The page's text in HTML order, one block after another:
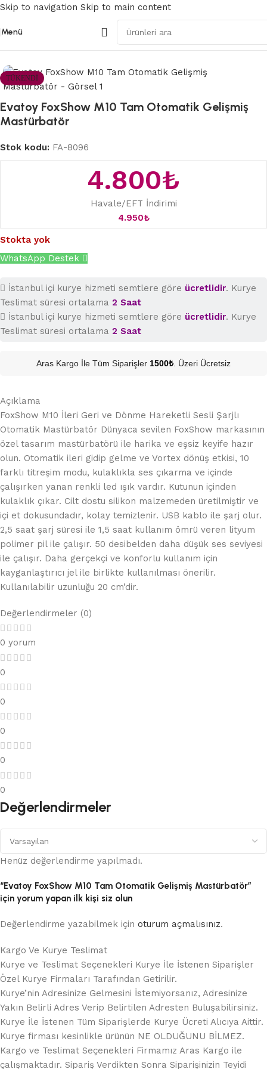
Skip to navigation Skip to main content
Menü
Teknolojik Mastürbatör
TÜKENDI
Evatoy FoxShow M10 Tam Otomatik Gelişmiş
Mastürbatör
Stok kodu: FA-8096
4.800₺
Havale/EFT İndirimi
4.950₺
Stokta yok
WhatsApp Destek
İstanbul içi kurye hizmeti semtlere göre ücretlidir. Kurye
Teslimat süresi ortalama 2 Saat
İstanbul içi kurye hizmeti semtlere göre ücretlidir. Kurye
Teslimat süresi ortalama 2 Saat
Aras Kargo İle Tüm Siparişler 1500₺ . Üzeri Ücretsiz
Açıklama
FoxShow M10 İleri Geri ve Dönme Hareketli Sesli Şarjlı
Otomatik Mastürbatör Dünyaca sevilen FoxShow markasının
özel tasarım mastürbatörü ile harika ve eşsiz keyife hazır
olun. Otomatik ileri gidip gelme ve Vortex dönüş etkisi, 10
farklı titreşim modu, kulaklıkla ses çıkarma ve içinde
çalışırken yanan renkli led ışık vardır. Kutunun içinden
kulaklık çıkar. Cilt dostu silikon malzemeden üretilmiştir ve
içi et dokusundadır, kolay temizlenir. USB kablo ile şarj olur.
2,5 saat şarj süresi ile 1,5 saat kullanım ömrü veren lityum
polimer pil ile çalışır. 50 desibelden daha düşük ses seviyesi
ile çalışır. Daha gerçekçi ve konforlu kullanım için
kayganlaştırıcı jel ile birlikte kullanılması önerilir.
Kullanılabilir uzunluğu 20 cm’dir.
Değerlendirmeler (0)
0 yorum
0
0
0
0
0
Değerlendirmeler
Henüz değerlendirme yapılmadı.
“Evatoy FoxShow M10 Tam Otomatik Gelişmiş Mastürbatör”
için yorum yapan ilk kişi siz olun
Değerlendirme yazabilmek için oturum açmalısınız.
Kargo Ve Kurye Teslimat
Kurye ve Teslimat Seçenekleri Kurye İle İstenen Siparişler
Özel Kurye Firmaları Tarafından Getirilir.
Kurye’nin Adresinize Gelmesini İstemiyorsanız, Adresinize
Yakın Belirli Adres Verip Belirtilen Adresten Buluşabilirsiniz.
Kurye İle İstenen Tüm Siparişlerde Kurye Ücreti Alıcıya Aittir.
Kurye firması kesinlikle ürünün NE OLDUĞUNU BİLMEZ.
Kargo ve Teslimat Seçenekleri Firmamız Aras Kargo ile
çalışmaktadır. Sipariş Verdikten Sonra Siparişinizin Teyidi